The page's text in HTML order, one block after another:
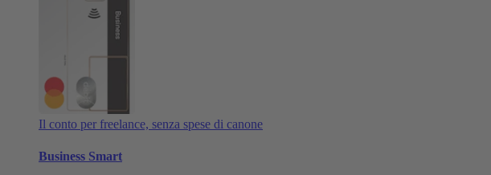
Il conto per freelance, senza spese di canone
Business Smart